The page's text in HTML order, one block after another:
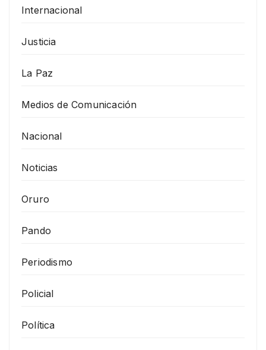
Internacional
Justicia
La Paz
Medios de Comunicación
Nacional
Noticias
Oruro
Pando
Periodismo
Policial
Política